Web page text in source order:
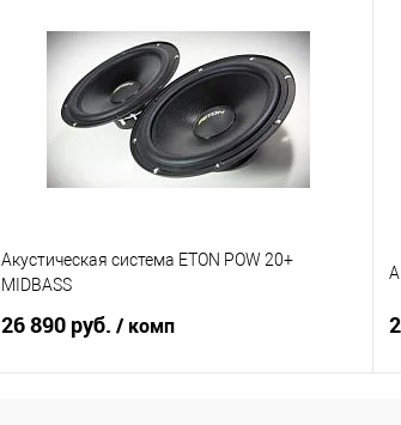
Акустическая система ETON POW 20+
MIDBASS
26 890 руб. / комп